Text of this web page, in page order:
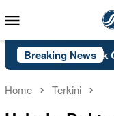
to
Menu
Breaking News
of Duty: Black Ops
Home Terkini